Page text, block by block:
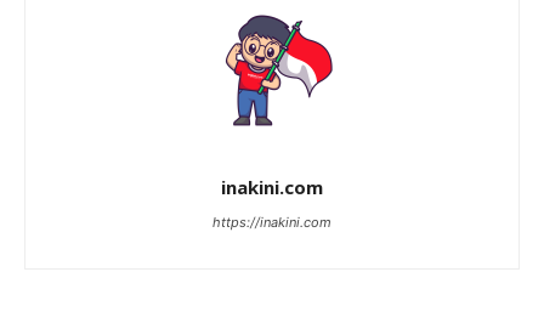
inakini.com
https://inakini.com